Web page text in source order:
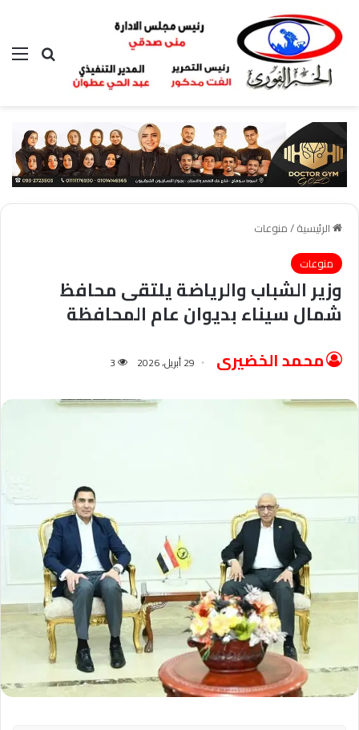
بحث عن
الرئيسية/منوعات
منوعات
وزير الشباب والرياضة يلتقى محافظ
شمال سيناء بديوان عام المحافظة
محمد الخضيرى 29 أبريل، 2026 3